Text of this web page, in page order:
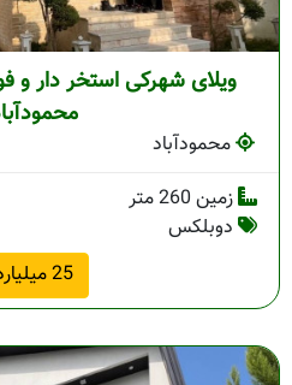
ویلای شهرکی استخر دار
محمودآباد
زمین 260 متر
دوبلکس
25 میلیارد